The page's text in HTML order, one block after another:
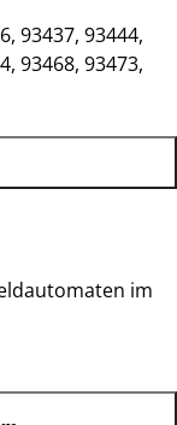
93437, 93444,
93468, 93473,
im